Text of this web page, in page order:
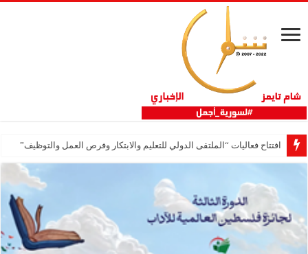
افتتاح فعاليات “الملتقى الدولي للتعليم والابتكار وفرص العمل والتوظيف”